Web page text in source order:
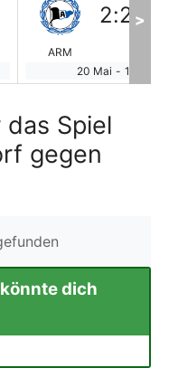
HDH
1:0
20 Mai - 10:00
>
Spiel
gegen
dich